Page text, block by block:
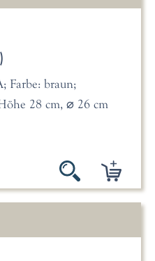
Farbe: braun;
28 cm, ⌀ 26 cm